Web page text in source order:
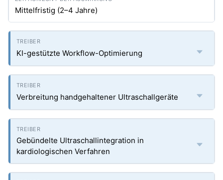
Mittelfristig (2–4 Jahre)
KI-gestützte Workflow-Optimierung
Verbreitung handgehaltener Ultraschallgeräte
Gebündelte Ultraschallintegration in
kardiologischen Verfahren